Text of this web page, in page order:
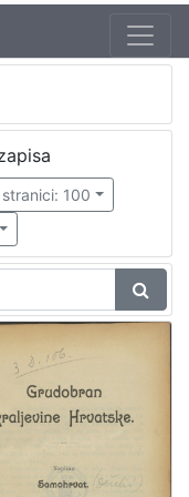
stranici: 100